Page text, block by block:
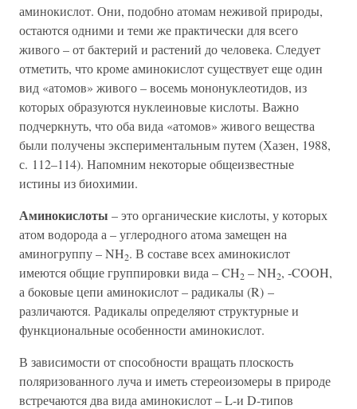
аминокислот. Они, подобно атомам неживой природы,
остаются одними и теми же практически для всего
живого – от бактерий и растений до человека. Следует
отметить, что кроме аминокислот существует еще один
вид «атомов» живого – восемь мононуклеотидов, из
которых образуются нуклеиновые кислоты. Важно
подчеркнуть, что оба вида «атомов» живого вещества
были получены экспериментальным путем (Хазен, 1988,
с. 112–114). Напомним некоторые общеизвестные
истины из биохимии.
Аминокислоты – это органические кислоты, у которых
атом водорода а – углеродного атома замещен на
аминогруппу – NH2. В составе всех аминокислот
имеются общие группировки вида – CH2 – NH2, -COOH,
а боковые цепи аминокислот – радикалы (R) –
различаются. Радикалы определяют структурные и
функциональные особенности аминокислот.
В зависимости от способности вращать плоскость
поляризованного луча и иметь стереоизомеры в природе
встречаются два вида аминокислот – L-и D-типов